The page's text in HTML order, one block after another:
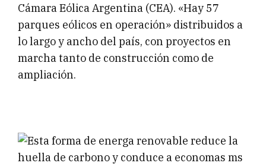
Cámara Eólica Argentina (CEA). «Hay 57
parques eólicos en operación» distribuidos a
lo largo y ancho del país, con proyectos en
marcha tanto de construcción como de
ampliación.